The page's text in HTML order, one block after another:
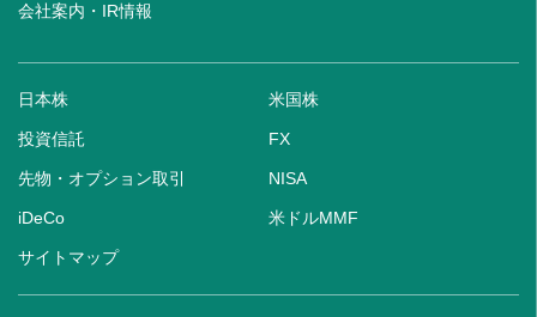
会社案内・IR情報
日本株 米国株
投資信託 FX
先物・オプション取引 NISA
iDeCo 米ドルMMF
サイトマップ